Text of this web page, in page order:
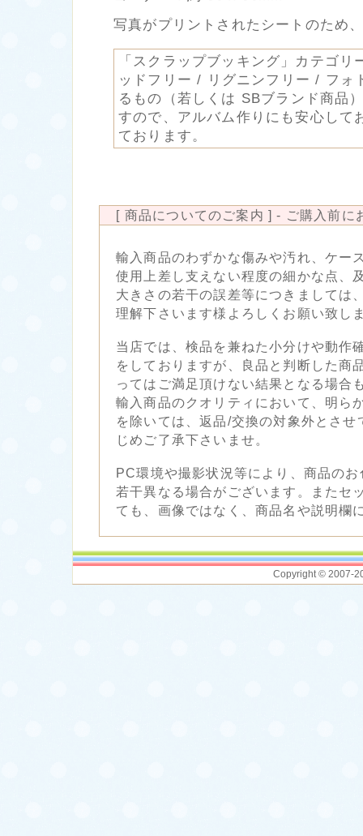
写真がプリントされたシートのため
「スクラップブッキング」カテゴ
ッドフリー / リグニンフリー / フォ
るもの（若しくは SBブランド商品
すので、アルバム作りにも安心して
ております。
[ 商品についてのご案内 ] - ご購入前に
輸入商品のわずかな傷みや汚れ、ケー
使用上差し支えない程度の細かな点、
大きさの若干の誤差等につきましては
理解下さいます様よろしくお願い致し
当店では、検品を兼ねた小分けや動作
をしておりますが、良品と判断した商
ってはご満足頂けない結果となる場合
輸入商品のクオリティにおいて、明ら
を除いては、返品/交換の対象外とさ
じめご了承下さいませ。
PC環境や撮影状況等により、商品の
若干異なる場合がございます。またセ
ても、画像ではなく、商品名や説明欄
Copyright © 2007-